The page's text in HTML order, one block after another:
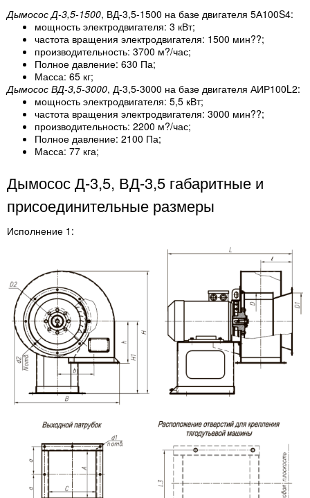
Дымосос Д-3,5-1500, ВД-3,5-1500 на базе двигателя 5А100S4:
мощность электродвигателя: 3 кВт;
частота вращения электродвигателя: 1500 мин??;
производительность: 3700 м?/час;
Полное давление: 630 Па;
Масса: 65 кг;
Дымосос ВД-3,5-3000, Д-3,5-3000 на базе двигателя АИР100L2:
мощность электродвигателя: 5,5 кВт;
частота вращения электродвигателя: 3000 мин??;
производительность: 2200 м?/час;
Полное давление: 2100 Па;
Масса: 77 кга;
Дымосос Д-3,5, ВД-3,5 габаритные и
присоединительные размеры
Исполнение 1: